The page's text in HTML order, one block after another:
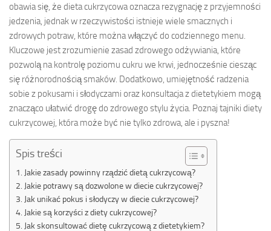
obawia się, że dieta cukrzycowa oznacza rezygnację z przyjemności
jedzenia, jednak w rzeczywistości istnieje wiele smacznych i
zdrowych potraw, które można włączyć do codziennego menu.
Kluczowe jest zrozumienie zasad zdrowego odżywiania, które
pozwolą na kontrolę poziomu cukru we krwi, jednocześnie ciesząc
się różnorodnością smaków. Dodatkowo, umiejętność radzenia
sobie z pokusami i słodyczami oraz konsultacja z dietetykiem mogą
znacząco ułatwić drogę do zdrowego stylu życia. Poznaj tajniki diety
cukrzycowej, która może być nie tylko zdrowa, ale i pyszna!
Spis treści
Jakie zasady powinny rządzić dietą cukrzycową?
Jakie potrawy są dozwolone w diecie cukrzycowej?
Jak unikać pokus i słodyczy w diecie cukrzycowej?
Jakie są korzyści z diety cukrzycowej?
Jak skonsultować dietę cukrzycową z dietetykiem?